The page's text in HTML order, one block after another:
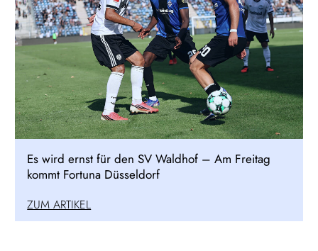
Es wird ernst für den SV Waldhof – Am Freitag
kommt Fortuna Düsseldorf
ZUM ARTIKEL